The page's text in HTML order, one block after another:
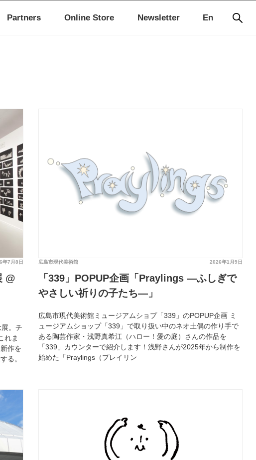
En
Partners Online Store Newsletter
年7月8日
@
。チ
れま
作を
る。
2026年1月9日
広島市現代美術館
「339」POPUP企画「Praylings —ふしぎで
やさしい祈りの子たち—」
広島市現代美術館ミュージアムショプ「339」のPOPUP企画 ミ
ュージアムショップ「339」で取り扱い中のネオ土偶の作り手で
ある陶芸作家・浅野真希江（ハロー！愛の庭）さんの作品を
「339」カウンターで紹介します！浅野さんが2025年から制作を
始めた「Praylings（プレイリン